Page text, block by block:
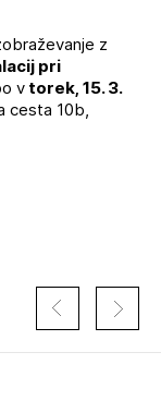
z
pri
vtorek, 15. 3.
cesta 10b,